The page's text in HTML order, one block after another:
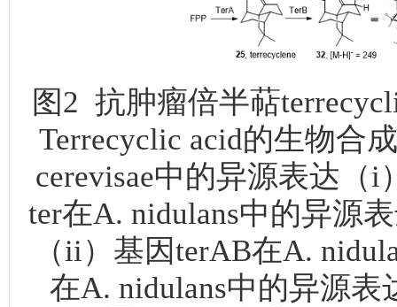
图2 抗肿瘤倍半萜
Terrecyclic acid的生物合
cerevisae中的异源表达（
ter在A. nidulans中的异源
（ii）基因terAB在A.
在A. nidulans中的异源